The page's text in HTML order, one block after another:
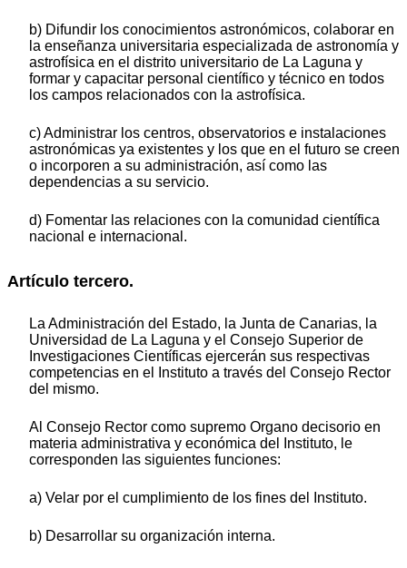
b) Difundir los conocimientos astronómicos, colaborar en
la enseñanza universitaria especializada de astronomía y
astrofísica en el distrito universitario de La Laguna y
formar y capacitar personal científico y técnico en todos
los campos relacionados con la astrofísica.
c) Administrar los centros, observatorios e instalaciones
astronómicas ya existentes y los que en el futuro se creen
o incorporen a su administración, así como las
dependencias a su servicio.
d) Fomentar las relaciones con la comunidad científica
nacional e internacional.
Artículo tercero.
La Administración del Estado, la Junta de Canarias, la
Universidad de La Laguna y el Consejo Superior de
Investigaciones Científicas ejercerán sus respectivas
competencias en el Instituto a través del Consejo Rector
del mismo.
Al Consejo Rector como supremo Organo decisorio en
materia administrativa y económica del Instituto, le
corresponden las siguientes funciones:
a) Velar por el cumplimiento de los fines del Instituto.
b) Desarrollar su organización interna.